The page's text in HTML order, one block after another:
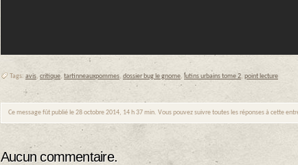
Tags: avis, critique, tartinneauxpommes, dossier bug le gnome, lutins urbains tome 2, point lecture
Ce message fût publié le 28 octobre 2014, 14 h 37 min. Vous pouvez suivre toutes les réponses à cette
Aucun commentaire.